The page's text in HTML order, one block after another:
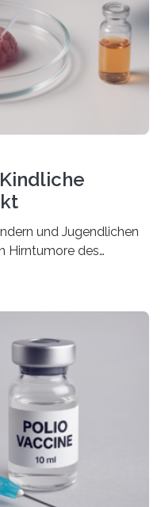
lassen. Würzburg. Die
ist die häufigste
Sie führt dazu, dass
der Herzmuskel zu
und Jugendlichen
Hirntumore des
Methoden geheilt
Therapien, die
und normales
um Daniel Merk vom
am
eine solche
des
Wilhelm Sander-